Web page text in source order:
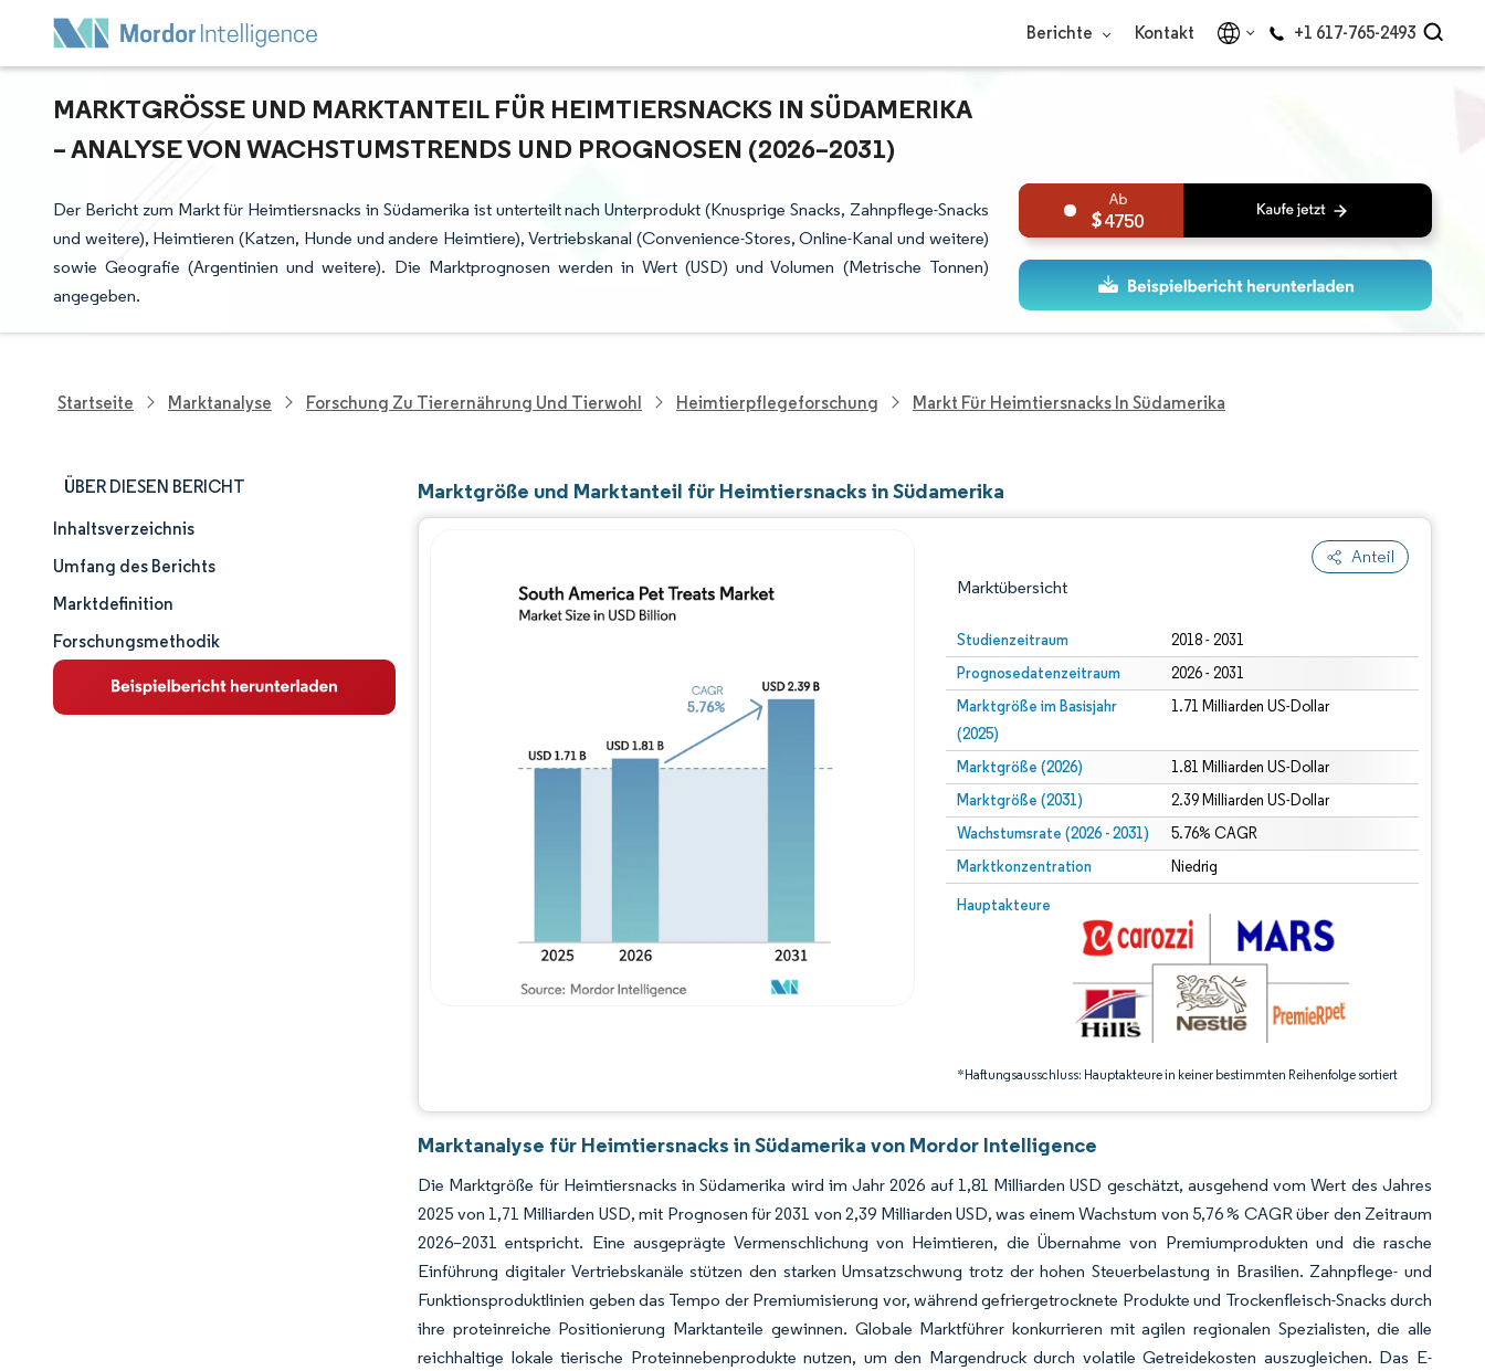
Berichte Kontakt +1 617-765-2493
MARKTGRÖSSE UND MARKTANTEIL FÜR HEIMTIERSNACKS IN SÜDAMERIKA –
ANALYSE VON WACHSTUMSTRENDS UND PROGNOSEN (2026–2031)
Der Bericht zum Markt für Heimtiersnacks in Südamerika ist unterteilt nach Unterprodukt (Knusprige Snacks, Zahnpflege-Snacks
und weitere), Heimtieren (Katzen, Hunde und andere Heimtiere), Vertriebskanal (Convenience-Stores, Online-Kanal und weitere)
sowie Geografie (Argentinien und weitere). Die Marktprognosen werden in Wert (USD) und Volumen (Metrische Tonnen)
angegeben.
4750
Startseite Marktanalyse Forschung Zu Tierernährung Und Tierwohl Heimtierpflegeforschung Markt Für Heimtiersnacks In Südamerika
ÜBER DIESEN BERICHT
Marktgröße und -anteil
Marktanalyse
Trends und Einblicke
Segmentanalyse
Inhaltsverzeichnis
Umfang des Berichts
Marktdefinition
Forschungsmethodik
Marktgröße und Marktanteil für Heimtiersnacks in Südamerika
Anteil
Marktübersicht
Studienzeitraum 2018 - 2031
Prognosedatenzeitraum 2026 - 2031
Marktgröße im Basisjahr
(2025)
1.71 Milliarden US-Dollar
Marktgröße (2026) 1.81 Milliarden US-Dollar
Marktgröße (2031) 2.39 Milliarden US-Dollar
Wachstumsrate (2026 - 2031) 5.76% CAGR
Marktkonzentration Niedrig
Hauptakteure
*Haftungsausschluss: Hauptakteure in keiner bestimmten Reihenfolge sortiert
Bild © Mordor Intelligence. Wiederverwendung erfordert Namensnennung gemäß CC BY 4.0.
Bild © Mordor Intelligence. Wiederverwendung erfordert Namensnennung gemäß CC BY 4.0.
Marktanalyse für Heimtiersnacks in Südamerika von Mordor Intelligence
Die Marktgröße für Heimtiersnacks in Südamerika wird im Jahr 2026 auf 1,81 Milliarden USD geschätzt, ausgehend vom Wert des Jahres
2025 von 1,71 Milliarden USD, mit Prognosen für 2031 von 2,39 Milliarden USD, was einem Wachstum von 5,76 % CAGR über den Zeitraum
2026–2031 entspricht. Eine ausgeprägte Vermenschlichung von Heimtieren, die Übernahme von Premiumprodukten und die rasche
Einführung digitaler Vertriebskanäle stützen den starken Umsatzschwung trotz der hohen Steuerbelastung in Brasilien. Zahnpflege- und
Funktionsproduktlinien geben das Tempo der Premiumisierung vor, während gefriergetrocknete Produkte und Trockenfleisch-Snacks durch
ihre proteinreiche Positionierung Marktanteile gewinnen. Globale Marktführer konkurrieren mit agilen regionalen Spezialisten, die alle
reichhaltige lokale tierische Proteinnebenprodukte nutzen, um den Margendruck durch volatile Getreidekosten auszugleichen. Das E-